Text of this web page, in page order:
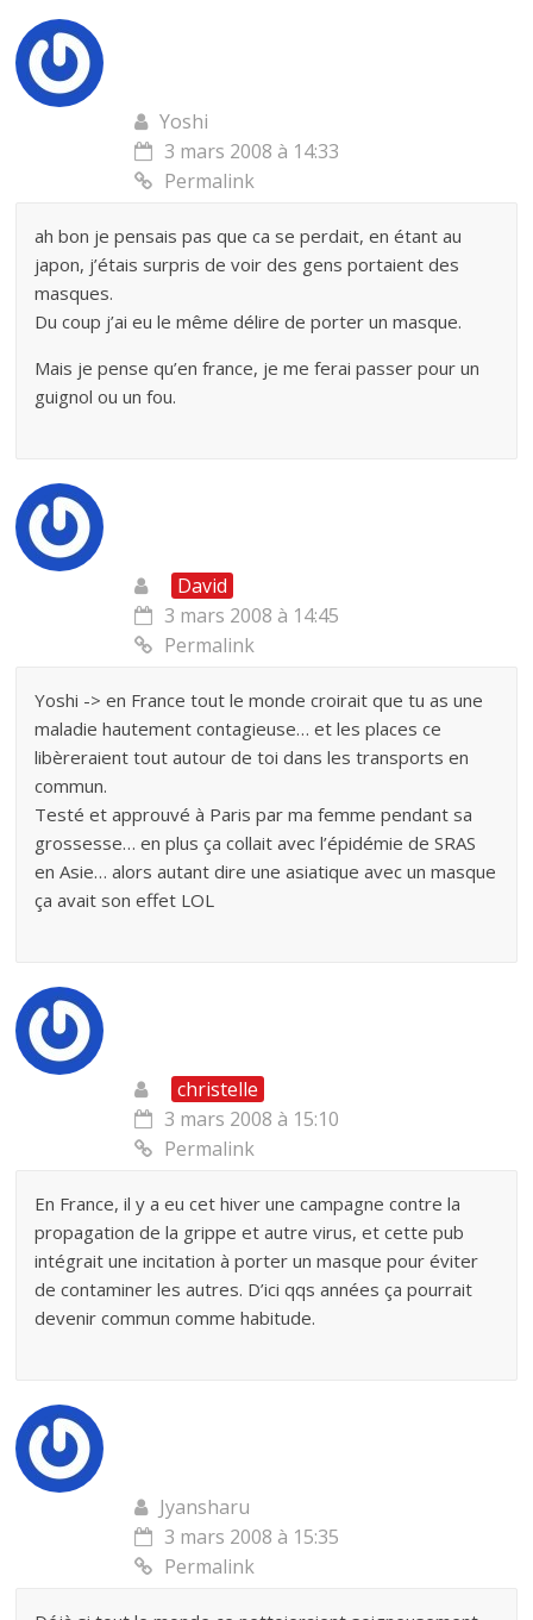
Yoshi
3 mars 2008 à 14:33
Permalink
ah bon je pensais pas que ca se perdait, en étant au
japon, j’étais surpris de voir des gens portaient des
masques.
Du coup j’ai eu le même délire de porter un masque.
Mais je pense qu’en france, je me ferai passer pour un
guignol ou un fou.
David
3 mars 2008 à 14:45
Permalink
Yoshi -> en France tout le monde croirait que tu as une
maladie hautement contagieuse… et les places ce
libèreraient tout autour de toi dans les transports en
commun.
Testé et approuvé à Paris par ma femme pendant sa
grossesse… en plus ça collait avec l’épidémie de SRAS
en Asie… alors autant dire une asiatique avec un masque
ça avait son effet LOL
christelle
3 mars 2008 à 15:10
Permalink
En France, il y a eu cet hiver une campagne contre la
propagation de la grippe et autre virus, et cette pub
intégrait une incitation à porter un masque pour éviter
de contaminer les autres. D’ici qqs années ça pourrait
devenir commun comme habitude.
Jyansharu
3 mars 2008 à 15:35
Permalink